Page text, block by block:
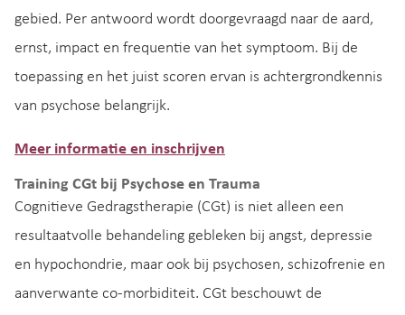
gebied. Per antwoord wordt doorgevraagd naar de aard,
ernst, impact en frequentie van het symptoom. Bij de
toepassing en het juist scoren ervan is achtergrondkennis
van psychose belangrijk.
Meer informatie en inschrijven
Training CGt bij Psychose en Trauma
Cognitieve Gedragstherapie (CGt) is niet alleen een
resultaatvolle behandeling gebleken bij angst, depressie
en hypochondrie, maar ook bij psychosen, schizofrenie en
aanverwante co-morbiditeit. CGt beschouwt de